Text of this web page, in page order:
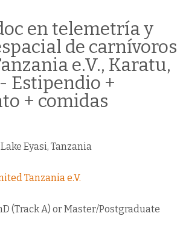
en telemetría y
de carnívoros
e.V., Karatu,
Estipendio +
+ comidas
Eyasi, Tanzania
Tanzania e.V.
(Track A) or Master/Postgraduate